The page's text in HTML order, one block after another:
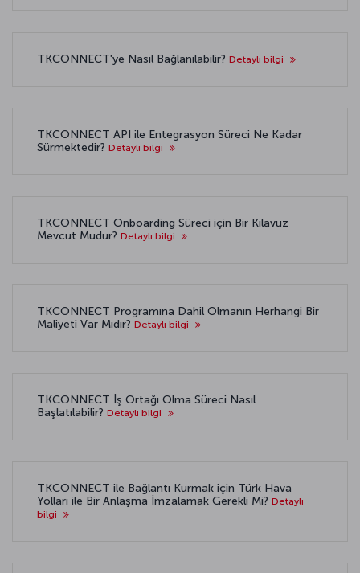
TKCONNECT'ye Nasıl Bağlanılabilir? Detaylı bilgi
TKCONNECT API ile Entegrasyon Süreci Ne Kadar
Sürmektedir? Detaylı bilgi
TKCONNECT Onboarding Süreci için Bir Kılavuz
Mevcut Mudur? Detaylı bilgi
TKCONNECT Programına Dahil Olmanın Herhangi Bir
Maliyeti Var Mıdır? Detaylı bilgi
TKCONNECT İş Ortağı Olma Süreci Nasıl
Başlatılabilir? Detaylı bilgi
TKCONNECT ile Bağlantı Kurmak için Türk Hava
Yolları ile Bir Anlaşma İmzalamak Gerekli Mi? Detaylı
bilgi